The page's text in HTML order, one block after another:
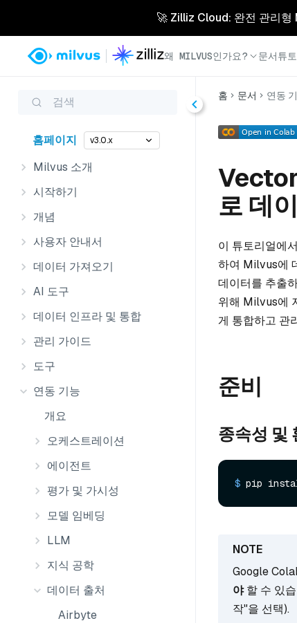
🚀 Zilliz Cloud: 완전 관리형
왜 MILVUS인가요? 문서튜
검색
홈페이지 v3.0.x
Milvus 소개
시작하기
개념
사용자 안내서
데이터 가져오기
AI 도구
데이터 인프라 및 통합
관리 가이드
도구
연동 기능
개요
오케스트레이션
에이전트
평가 및 가시성
모델 임베딩
LLM
지식 공학
데이터 출처
Airbyte
홈 문서 연동
로 데
이 튜토리얼에
하여 Milvus에
데이터를 추출
위해 Milvus에
게 통합하고 관
준비
종속성 및
$ pip
Google
야할 수 있
작"을 선택).